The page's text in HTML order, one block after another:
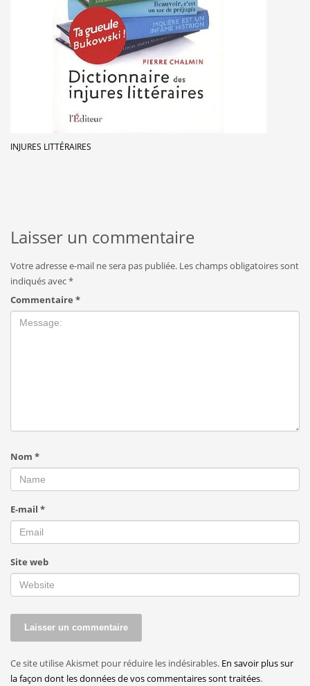
INJURES LITTÉRAIRES
Laisser un commentaire
Votre adresse e-mail ne sera pas publiée. Les champs obligatoires sont
indiqués avec*
Commentaire *
Nom *
E-mail *
Site web
Ce site utilise Akismet pour réduire les indésirables. En savoir plus sur
la façon dont les données de vos commentaires sont traitées.